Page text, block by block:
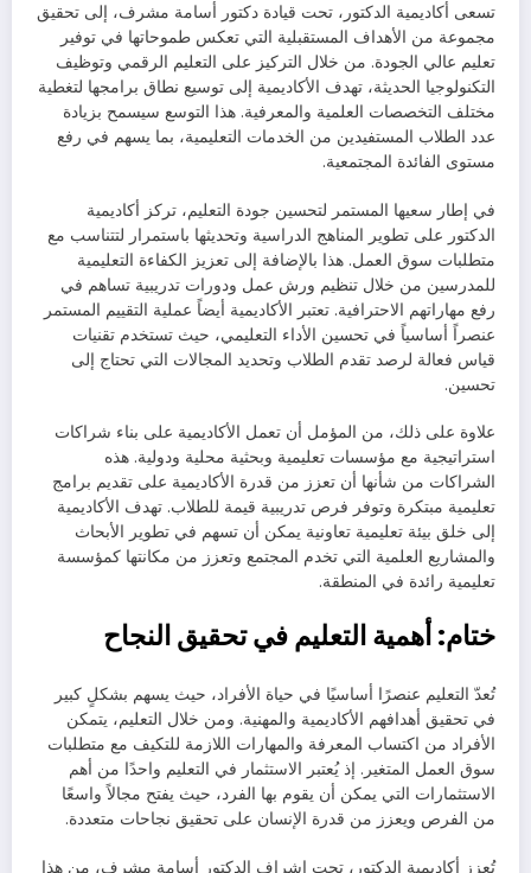
تسعى أكاديمية الدكتور، تحت قيادة دكتور أسامة مشرف، إلى تحقيق
مجموعة من الأهداف المستقبلية التي تعكس طموحاتها في توفير
تعليم عالي الجودة. من خلال التركيز على التعليم الرقمي وتوظيف
التكنولوجيا الحديثة، تهدف الأكاديمية إلى توسيع نطاق برامجها لتغطية
مختلف التخصصات العلمية والمعرفية. هذا التوسع سيسمح بزيادة
عدد الطلاب المستفيدين من الخدمات التعليمية، بما يسهم في رفع
مستوى الفائدة المجتمعية.
في إطار سعيها المستمر لتحسين جودة التعليم، تركز أكاديمية
الدكتور على تطوير المناهج الدراسية وتحديثها باستمرار لتتناسب مع
متطلبات سوق العمل. هذا بالإضافة إلى تعزيز الكفاءة التعليمية
للمدرسين من خلال تنظيم ورش عمل ودورات تدريبية تساهم في
رفع مهاراتهم الاحترافية. تعتبر الأكاديمية أيضاً عملية التقييم المستمر
عنصراً أساسياً في تحسين الأداء التعليمي، حيث تستخدم تقنيات
قياس فعالة لرصد تقدم الطلاب وتحديد المجالات التي تحتاج إلى
تحسين.
علاوة على ذلك، من المؤمل أن تعمل الأكاديمية على بناء شراكات
استراتيجية مع مؤسسات تعليمية وبحثية محلية ودولية. هذه
الشراكات من شأنها أن تعزز من قدرة الأكاديمية على تقديم برامج
تعليمية مبتكرة وتوفر فرص تدريبية قيمة للطلاب. تهدف الأكاديمية
إلى خلق بيئة تعليمية تعاونية يمكن أن تسهم في تطوير الأبحاث
والمشاريع العلمية التي تخدم المجتمع وتعزز من مكانتها كمؤسسة
تعليمية رائدة في المنطقة.
ختام: أهمية التعليم في تحقيق النجاح
تُعدّ التعليم عنصرًا أساسيًا في حياة الأفراد، حيث يسهم بشكلٍ كبير
في تحقيق أهدافهم الأكاديمية والمهنية. ومن خلال التعليم، يتمكن
الأفراد من اكتساب المعرفة والمهارات اللازمة للتكيف مع متطلبات
سوق العمل المتغير. إذ يُعتبر الاستثمار في التعليم واحدًا من أهم
الاستثمارات التي يمكن أن يقوم بها الفرد، حيث يفتح مجالاً واسعًا
من الفرص ويعزز من قدرة الإنسان على تحقيق نجاحات متعددة.
تُعزز أكاديمية الدكتور، تحت إشراف الدكتور أسامة مشرف، من هذا